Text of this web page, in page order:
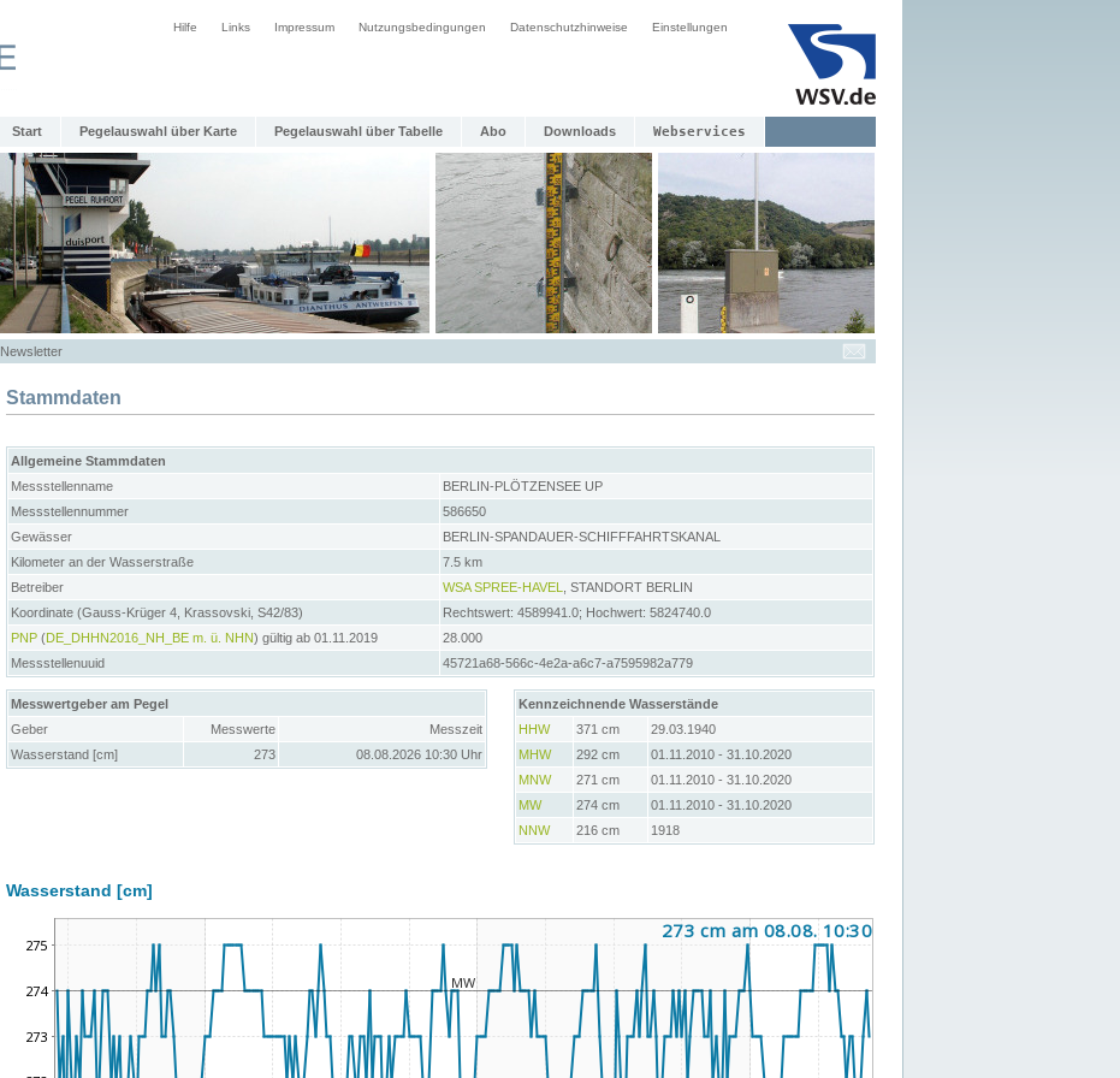
Hilfe Links Impressum Nutzungsbedingungen Datenschutzhinweise Einstellungen
Start Pegelauswahl über Karte Pegelauswahl über Tabelle Abo Downloads Webservices
Newsletter
Stammdaten
Allgemeine Stammdaten
Messstellenname
BERLIN-PLÖTZENSEE UP
Messstellennummer
586650
Gewässer
BERLIN-SPANDAUER-SCHIFFFAHRTSKANAL
Kilometer an der Wasserstraße
7.5 km
Betreiber
WSA SPREE-HAVEL
, STANDORT BERLIN
Koordinate (Gauss-Krüger 4, Krassovski, S42/83)
Rechtswert: 4589941.0; Hochwert: 5824740.0
PNP (DE_DHHN2016_NH_BE m. ü. NHN) gültig ab 01.11.2019
28.000
Messstellenuuid
45721a68-566c-4e2a-a6c7-a7595982a779
Messwertgeber am Pegel
Geber
Messwerte
Messzeit
Wasserstand [cm]
273 08.08.2026 10:30 Uhr
Kennzeichnende Wasserstände
HHW
371 cm
29.03.1940
MHW
292 cm
01.11.2010 - 31.10.2020
MNW
271 cm
01.11.2010 - 31.10.2020
MW
274 cm
01.11.2010 - 31.10.2020
NNW
216 cm 1918
Wasserstand [cm]